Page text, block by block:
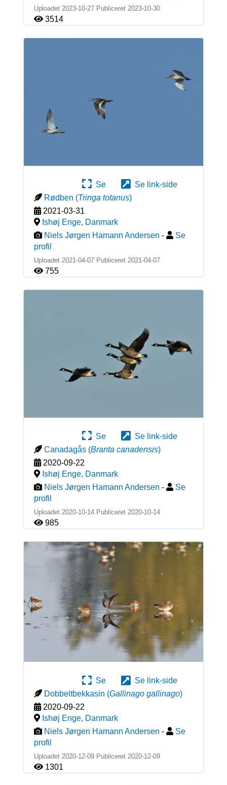
Uploadet 2023-10-27 Publiceret 2023-10-30
3514
Se
Se link-side
Rødben (Tringa totanus)
2021-03-31
Ishøj Enge, Danmark
Niels Jørgen Hamann Andersen -
Se
profil
Uploadet 2021-04-07 Publiceret 2021-04-07
755
Se
Se link-side
Canadagås (Branta canadensis)
2020-09-22
Ishøj Enge, Danmark
Niels Jørgen Hamann Andersen -
Se
profil
Uploadet 2020-10-14 Publiceret 2020-10-14
985
Se
Se link-side
Dobbeltbekkasin (Gallinago gallinago)
2020-09-22
Ishøj Enge, Danmark
Niels Jørgen Hamann Andersen -
Se
profil
Uploadet 2020-12-09 Publiceret 2020-12-09
1301